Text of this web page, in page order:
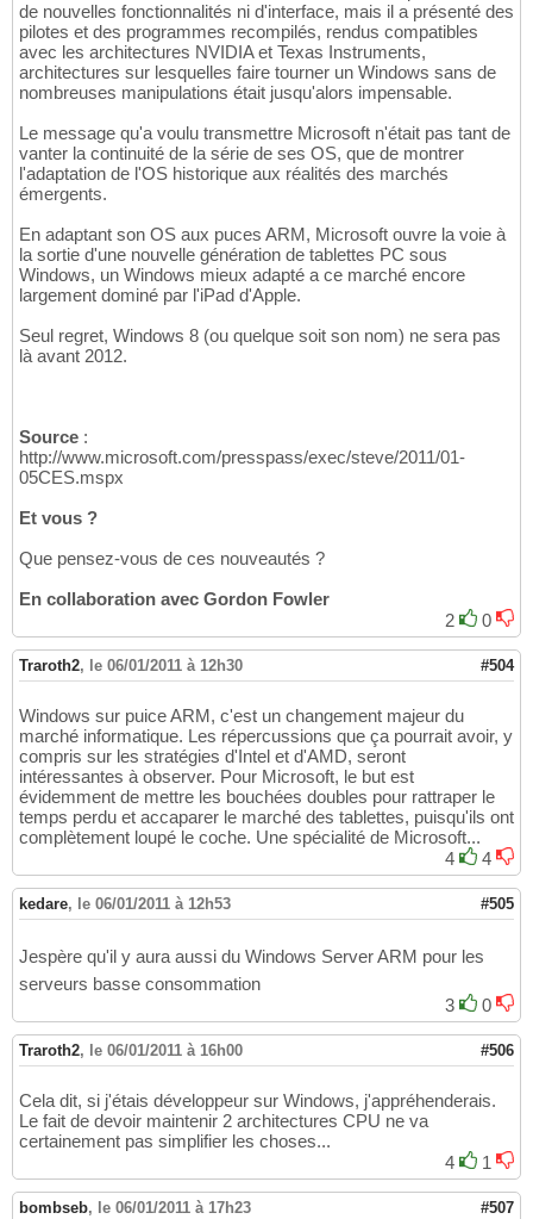
de nouvelles fonctionnalités ni d'interface, mais il a présenté des
pilotes et des programmes recompilés, rendus compatibles
avec les architectures NVIDIA et Texas Instruments,
architectures sur lesquelles faire tourner un Windows sans de
nombreuses manipulations était jusqu'alors impensable.
Le message qu'a voulu transmettre Microsoft n'était pas tant de
vanter la continuité de la série de ses OS, que de montrer
l'adaptation de l'OS historique aux réalités des marchés
émergents.
En adaptant son OS aux puces ARM, Microsoft ouvre la voie à
la sortie d'une nouvelle génération de tablettes PC sous
Windows, un Windows mieux adapté a ce marché encore
largement dominé par l'iPad d'Apple.
Seul regret, Windows 8 (ou quelque soit son nom) ne sera pas
là avant 2012.
Source :
http://www.microsoft.com/presspass/exec/steve/2011/01-
05CES.mspx
Et vous ?
Que pensez-vous de ces nouveautés ?
En collaboration avec Gordon Fowler
2
0
Traroth2, le 06/01/2011 à 12h30 #504
Windows sur puice ARM, c'est un changement majeur du
marché informatique. Les répercussions que ça pourrait avoir, y
compris sur les stratégies d'Intel et d'AMD, seront
intéressantes à observer. Pour Microsoft, le but est
évidemment de mettre les bouchées doubles pour rattraper le
temps perdu et accaparer le marché des tablettes, puisqu'ils ont
complètement loupé le coche. Une spécialité de Microsoft...
4
4
kedare, le 06/01/2011 à 12h53 #505
Jespère qu'il y aura aussi du Windows Server ARM pour les
serveurs basse consommation
3
0
Traroth2, le 06/01/2011 à 16h00 #506
Cela dit, si j'étais développeur sur Windows, j'appréhenderais.
Le fait de devoir maintenir 2 architectures CPU ne va
certainement pas simplifier les choses...
4
1
bombseb, le 06/01/2011 à 17h23 #507